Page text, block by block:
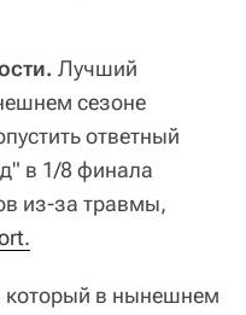
Лучший
сезоне
ответный
в 1/8 финала
из-за травмы,
в нынешнем